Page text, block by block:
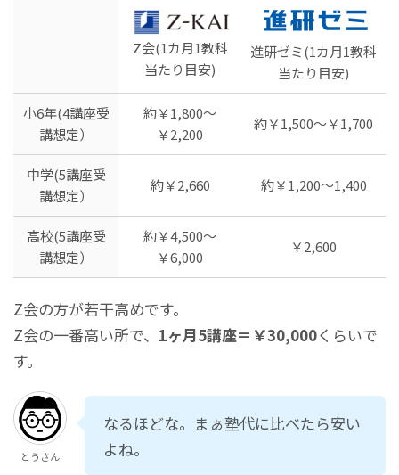
Z会(1カ月1教科
当たり目安)
進研ゼミ(1カ月1教科
当たり目安)
小6年(4講座受
講想定）
約￥1,800～
￥2,200
約￥1,500～￥1,700
中学(5講座受
講想定）
約￥2,660 約￥1,200～1,400
高校(5講座受
講想定）
約￥4,500～
￥6,000
￥2,600
Z会の方が若干高めです。
Z会の一番高い所で、 1ヶ月5講座＝￥30,000くらいで
す。
とうさん
なるほどな。まぁ塾代に比べたら安い
よね。